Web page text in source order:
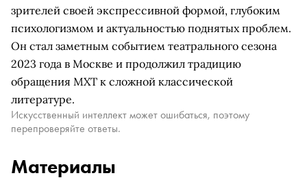
зрителей своей экспрессивной формой, глубоким
психологизмом и актуальностью поднятых проблем.
Он стал заметным событием театрального сезона
2023 года в Москве и продолжил традицию
обращения МХТ к сложной классической
литературе.
Искусственный интеллект может ошибаться, поэтому
перепроверяйте ответы.
Материалы